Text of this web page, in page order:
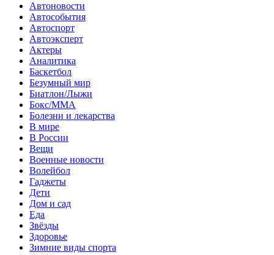
Автоновости
Автособытия
Автоспорт
Автоэксперт
Актеры
Аналитика
Баскетбол
Безумный мир
Биатлон/Лыжи
Бокс/MMA
Болезни и лекарства
В мире
В России
Вещи
Военные новости
Волейбол
Гаджеты
Дети
Дом и сад
Еда
Звёзды
Здоровье
Зимние виды спорта